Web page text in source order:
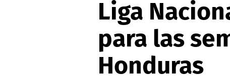
Liga
para las
Honduras